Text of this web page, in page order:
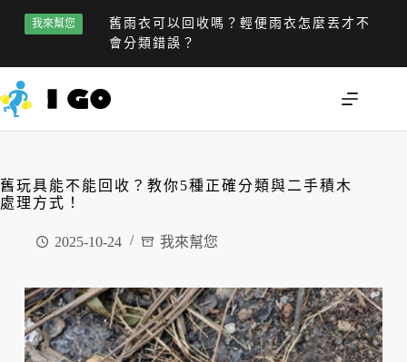
我來幫您
舊雨衣可以回收嗎？輕便雨衣怎麼丟才不
會分類錯誤？
舊玩具能不能回收？教你5種正確分類與二手積木
處理方式！
2025-10-24 我來幫您